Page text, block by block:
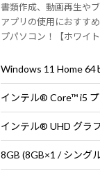
書類作成、動画再生や
アプリの使用におすす
プパソコン！【ホワイ
Windows 11 Home 64
インテル® Core™ i5
インテル® UHD グラ
8GB (8GB×1 / シング